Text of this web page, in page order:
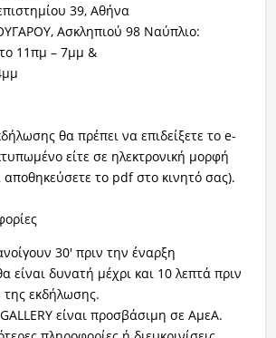
39, Αθήνα
Ασκληπιού 98 Ναύπλιο:
11πμ – 7μμ &
θα πρέπει να επιδείξετε το e-
είτε σε ηλεκτρονική μορφή
το pdf στο κινητό σας).
30' πριν την έναρξη
είναι δυνατή μέχρι και 10 λεπτά πριν
της εκδήλωσης.
είναι προσβάσιμη σε ΑμεΑ.